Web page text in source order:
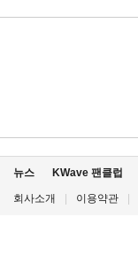
뉴스 KWave 팬클럽
회사소개 이용약관